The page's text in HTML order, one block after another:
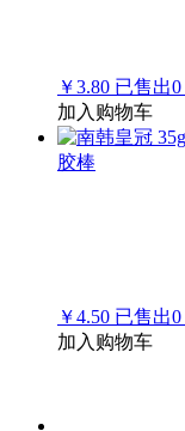
￥3.80 已售出0
加入购物车
￥4.50 已售出0
加入购物车